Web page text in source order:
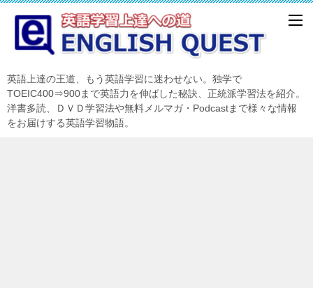
英語上達の王道、もう英語学習に迷わせない。独学で
TOEIC400⇒900まで英語力を伸ばした秘訣、正統派学習法を紹介。
洋書多読、ＤＶＤ学習法や無料メルマガ・Podcastまで様々な情報
をお届けする英語学習物語。